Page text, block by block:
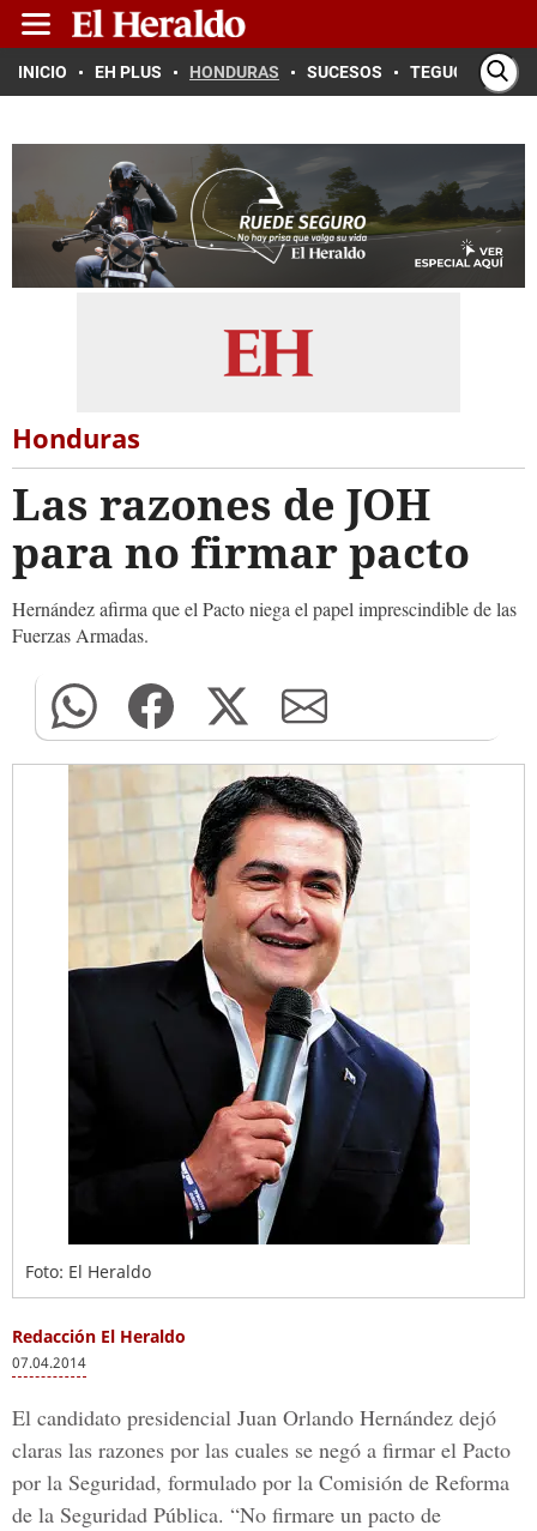
INICIO EH PLUS HONDURAS SUCESOS TEGUCIGALPA
Honduras
Las razones de JOH
para no firmar pacto
Hernández afirma que el Pacto niega el papel imprescindible de las
Fuerzas Armadas.
Foto: El Heraldo
Redacción El Heraldo
07.04.2014
El candidato presidencial Juan Orlando Hernández dejó
claras las razones por las cuales se negó a firmar el Pacto
por la Seguridad, formulado por la Comisión de Reforma
de la Seguridad Pública. “No firmare un pacto de